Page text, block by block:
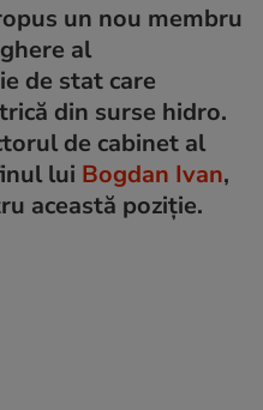
un nou membru
al
de stat care
din surse hidro.
de cabinet al
lui Bogdan Ivan,
această poziție.